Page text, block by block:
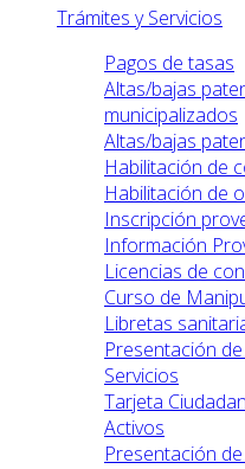
Trámites y Servicios
Pagos de tasas
Altas/bajas
municipalizados
Altas/bajas
Habilitación de
Habilitación de
Inscripción
Información
Licencias de
Curso de
Libretas
Presentación
Servicios
Tarjeta
Activos
Presentación